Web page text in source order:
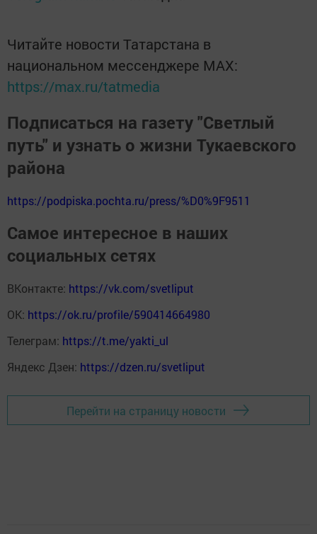
Читайте новости Татарстана в
национальном мессенджере MАХ:
https://max.ru/tatmedia
Подписаться на газету "Светлый
путь" и узнать о жизни Тукаевского
района
https://podpiska.pochta.ru/press/%D0%9F9511
Самое интересное в наших
социальных сетях
ВКонтакте: https://vk.com/svetliput
ОК: https://ok.ru/profile/590414664980
Телеграм: https://t.me/yakti_ul
Яндекс Дзен: https://dzen.ru/svetliput
Перейти на страницу новости